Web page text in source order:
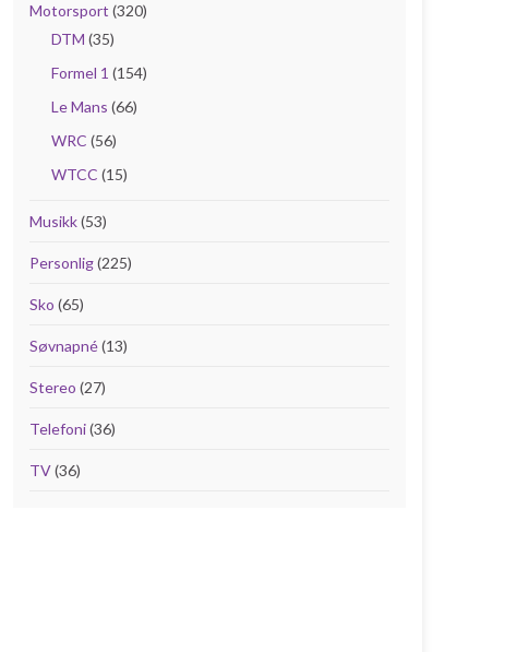
Motorsport (320)
DTM (35)
Formel 1 (154)
Le Mans (66)
WRC (56)
WTCC (15)
Musikk(53)
Personlig(225)
Sko (65)
Søvnapné(13)
Stereo (27)
Telefoni(36)
TV(36)